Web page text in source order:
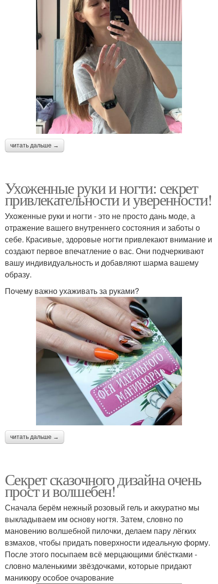
читать дальше →
Ухоженные руки и ногти: секрет
привлекательности и уверенности!
Ухоженные руки и ногти - это не просто дань моде, а
отражение вашего внутреннего состояния и заботы о
себе. Красивые, здоровые ногти привлекают внимание и
создают первое впечатление о вас. Они подчеркивают
вашу индивидуальность и добавляют шарма вашему
образу.
Почему важно ухаживать за руками?
читать дальше →
Секрет сказочного дизайна очень
прост и волшебен!
Сначала берём нежный розовый гель и аккуратно мы
выкладываем им основу ногтя. Затем, словно по
мановению волшебной пилочки, делаем пару лёгких
взмахов, чтобы придать поверхности идеальную форму.
После этого посыпаем всё мерцающими блёстками -
словно маленькими звёздочками, которые придают
маникюру особое очарование